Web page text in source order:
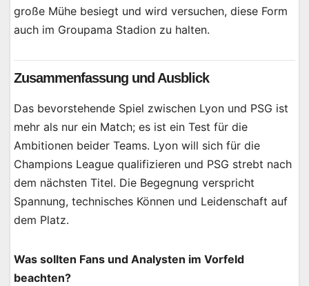
große Mühe besiegt und wird versuchen, diese Form
auch im Groupama Stadion zu halten.
Zusammenfassung und Ausblick
Das bevorstehende Spiel zwischen Lyon und PSG ist
mehr als nur ein Match; es ist ein Test für die
Ambitionen beider Teams. Lyon will sich für die
Champions League qualifizieren und PSG strebt nach
dem nächsten Titel. Die Begegnung verspricht
Spannung, technisches Können und Leidenschaft auf
dem Platz.
Was sollten Fans und Analysten im Vorfeld
beachten?